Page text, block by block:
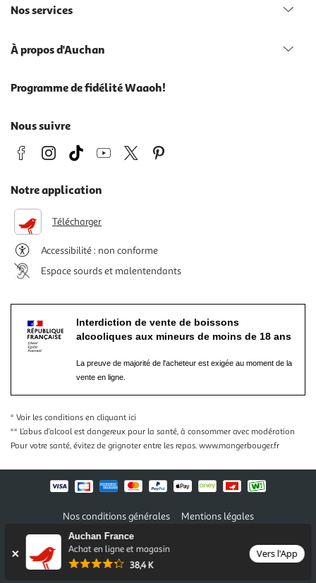
Auchan France
Achat en ligne et magasin
38,4 K
Vers l'App
Nos services
À propos d'Auchan
Programme de fidélité Waaoh!
Nous suivre
Notre application
Télécharger
Accessibilité : non conforme
Espace sourds et malentendants
Interdiction de vente de boissons
alcooliques aux mineurs de moins de 18 ans
La preuve de majorité de l'acheteur est exigée au moment de la
vente en ligne.
* Voir les conditions en cliquant ici
** L’abus d’alcool est dangereux pour la santé, à consommer avec modération
Pour votre santé, évitez de grignoter entre les repas. www.mangerbouger.fr
Nos conditions générales
Mentions légales
Conditions des offres et promotions
Politique de confidentialité
Informations légales marketplace
Auchan 2026 © Tous droits réservés